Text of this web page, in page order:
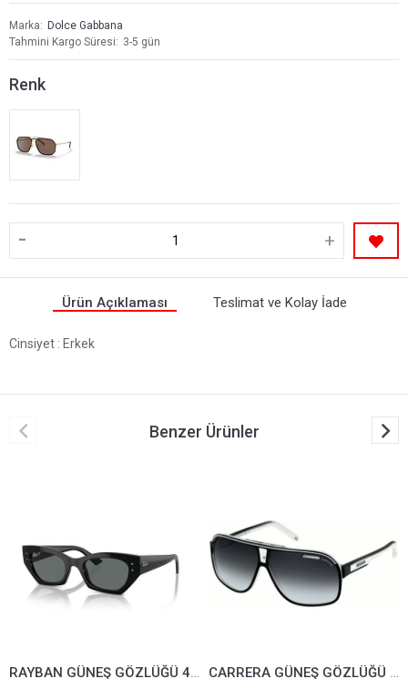
Marka
Dolce Gabbana
Tahmini Kargo Süresi
3-5 gün
Renk
- +
Ürün Açıklaması Teslimat ve Kolay İade
Cinsiyet : Erkek
Benzer Ürünler
RAYBAN GÜNEŞ GÖZLÜĞÜ 4430-6677/81*49 CARRERA GÜNEŞ GÖZLÜĞÜ GRANDPRIX2-T4M9O